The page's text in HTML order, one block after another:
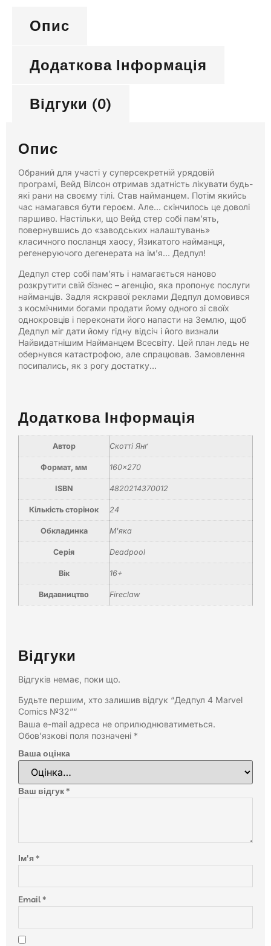
Опис
Додаткова Інформація
Відгуки (0)
Опис
Обраний для участі у суперсекретній урядовій
програмі, Вейд Вілсон отримав здатність лікувати будь-
які рани на своєму тілі. Став найманцем. Потім якийсь
час намагався бути героєм. Але… скінчилось це доволі
паршиво. Настільки, що Вейд стер собі пам’ять,
повернувшись до «заводських налаштувань»
класичного посланця хаосу, Язикатого найманця,
регенеруючого дегенерата на ім’я… Дедпул!
Дедпул стер собі пам’ять і намагається наново
розкрутити свій бізнес – агенцію, яка пропонує послуги
найманців. Задля яскравої реклами Дедпул домовився
з космічними богами продати йому одного зі своїх
однокровців і переконати його напасти на Землю, щоб
Дедпул міг дати йому гідну відсіч і його визнали
Найвидатнішим Найманцем Всесвіту. Цей план ледь не
обернувся катастрофою, але спрацював. Замовлення
посипались, як з рогу достатку…
Додаткова Інформація
Автор Скотті Янґ
Формат, мм 160×270
ISBN 4820214370012
Кількість сторінок 24
Обкладинка М'яка
Серія Deadpool
Вік 16+
Видавництво Fireclaw
Відгуки
Відгуків немає, поки що.
Будьте першим, хто залишив відгук “Дедпул 4 Marvel
Comics №32”“
Ваша e-mail адреса не оприлюднюватиметься.
Обов’язкові поля позначені *
Ваша оцінка
Ваш відгук*
Ім'я*
Email*